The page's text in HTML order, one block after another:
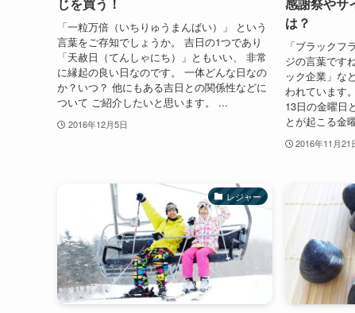
じを買う！
「一粒万倍（いちりゅうまんばい）」 という
言葉をご存知でしょうか。 吉日の1つであり
「天赦日（てんしゃにち）」ともいい、 非常
に縁起の良い日なのです。 一体どんな日なの
か？いつ？ 他にもある吉日との関係性などに
ついて ご紹介したいと思います。 ...
2016年12月5日
感謝祭やサ
は？
「ブラックフ
ジの言葉です
ック企業」な
われています
13日の金曜日
とが起こる金
2016年11月21
レジャー